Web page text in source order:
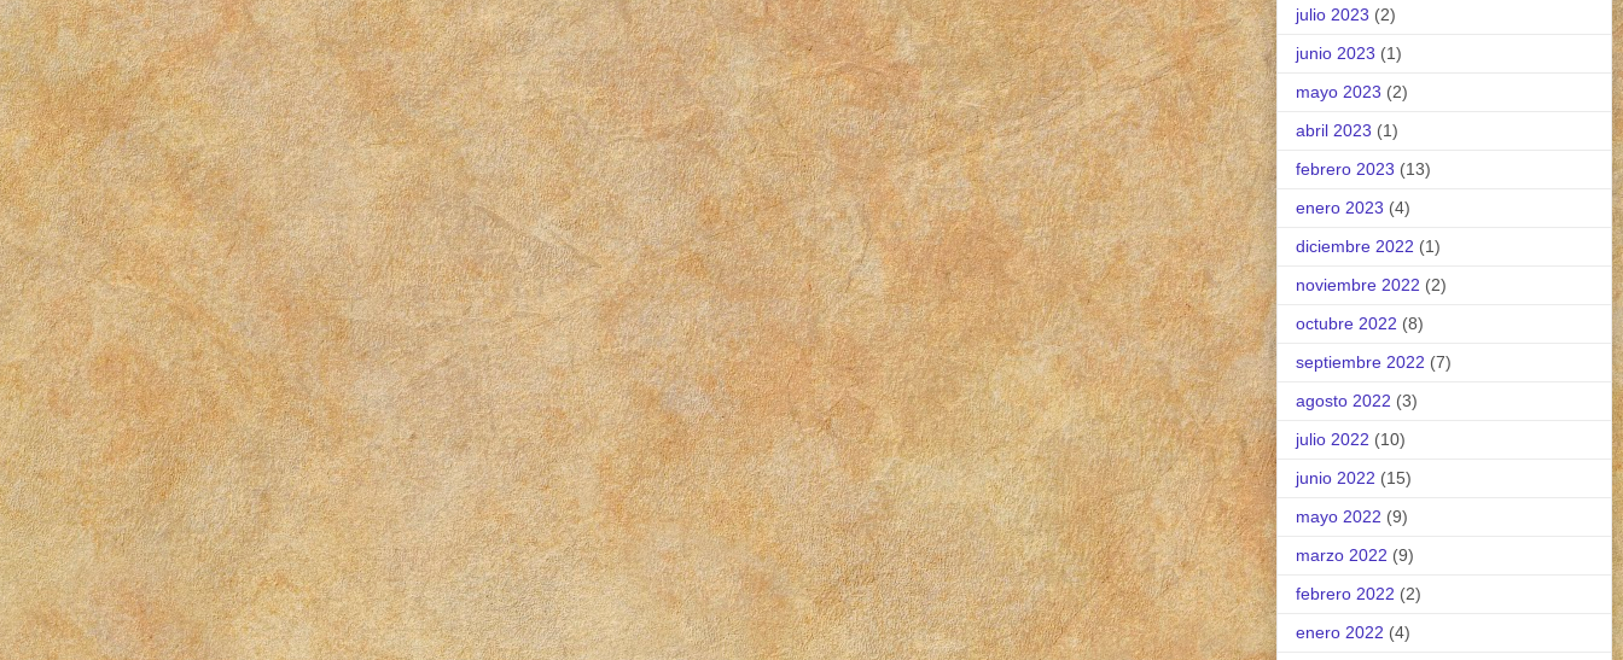
julio 2023 (2)
junio 2023 (1)
mayo 2023 (2)
abril 2023 (1)
febrero 2023 (13)
enero 2023 (4)
diciembre 2022 (1)
noviembre 2022 (2)
octubre 2022 (8)
septiembre 2022 (7)
agosto 2022 (3)
julio 2022 (10)
junio 2022 (15)
mayo 2022 (9)
marzo 2022 (9)
febrero 2022 (2)
enero 2022 (4)